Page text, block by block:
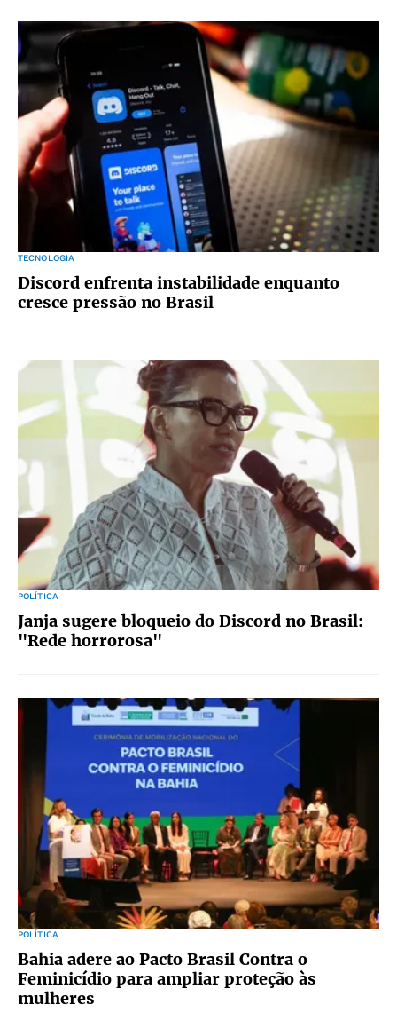
TECNOLOGIA
Discord enfrenta instabilidade enquanto
cresce pressão no Brasil
POLÍTICA
Janja sugere bloqueio do Discord no Brasil:
"Rede horrorosa"
POLÍTICA
Bahia adere ao Pacto Brasil Contra o
Feminicídio para ampliar proteção às
mulheres